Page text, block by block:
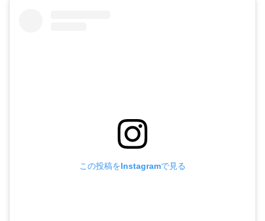
この投稿をInstagramで見る